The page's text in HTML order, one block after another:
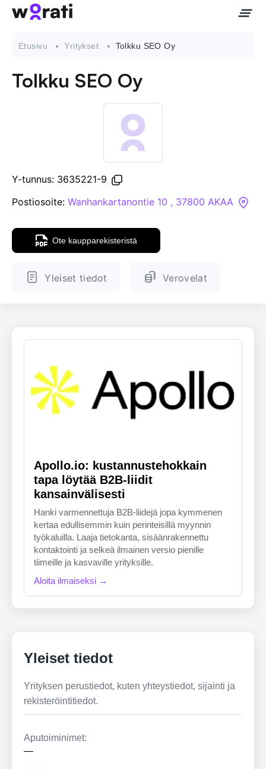
API
Pakotehaku
Etusivu Yritykset Tolkku SEO Oy
Tolkku SEO Oy
Y-tunnus: 3635221-9
Postiosoite: Wanhankartanontie 10 , 37800 AKAA
Ote kaupparekisteristä
Yleiset tiedot Verovelat
Apollo.io: kustannustehokkain
tapa löytää B2B-liidit
kansainvälisesti
Hanki varmennettuja B2B-liidejä jopa kymmenen
kertaa edullisemmin kuin perinteisillä myynnin
työkaluilla. Laaja tietokanta, sisäänrakennettu
kontaktointi ja selkeä ilmainen versio pienille
tiimeille ja kasvaville yrityksille.
Aloita ilmaiseksi →
Yleiset tiedot
Yrityksen perustiedot, kuten yhteystiedot, sijainti ja
rekisteröintitiedot.
Aputoiminimet:
—